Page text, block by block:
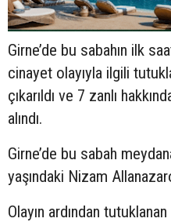
Girne’de bu sabahın ilk
cinayet olayıyla ilgili
çıkarıldı ve 7 zanlı
alındı.
Girne’de bu sabah
yaşındaki Nizam
Olayın ardından